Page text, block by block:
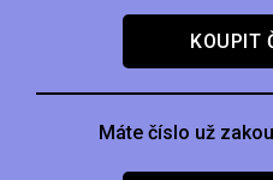
KOUPIT
Máte číslo už